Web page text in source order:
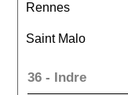
Rennes
Saint Malo
36 - Indre